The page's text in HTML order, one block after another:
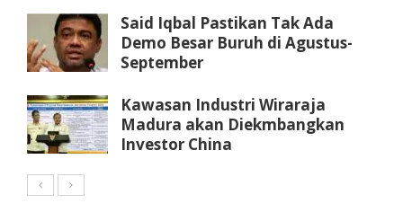
Said Iqbal Pastikan Tak Ada
Demo Besar Buruh di Agustus-
September
Kawasan Industri Wiraraja
Madura akan Diekmbangkan
Investor China